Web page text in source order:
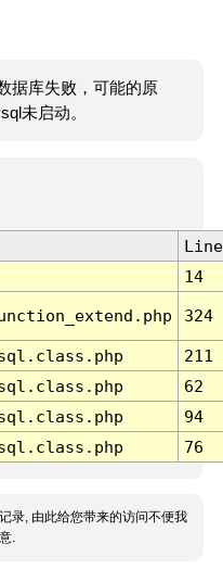
据库失败，可能的原
未启动。
Line
14
324
211
62
94
76
录, 由此给您带来的访问不便我
.